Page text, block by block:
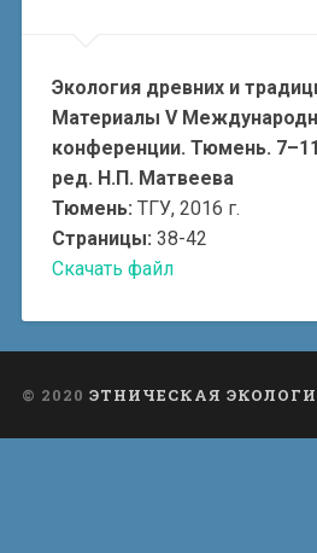
Экология древних и
Материалы V
конференции. Тюмень.
ред. Н.П. Матвеева
Тюмень: ТГУ, 2016 г.
Страницы: 38-42
Скачать файл
© 2020 ЭТНИЧЕСКАЯ